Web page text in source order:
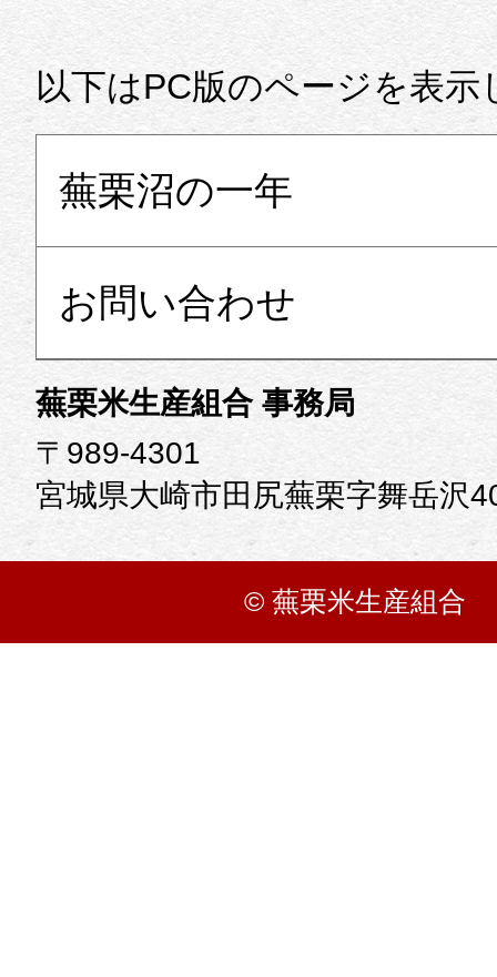
ページの先頭に戻る
以下はPC版のページを表示
蕪栗沼の一年
お問い合わせ
蕪栗米生産組合 事務局
〒989-4301
宮城県大崎市田尻蕪栗字舞岳沢
© 蕪栗米生産組合